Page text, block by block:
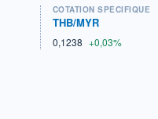
COTATION SPÉCIFIQUE
THB/MYR
0,1238 +0,03%